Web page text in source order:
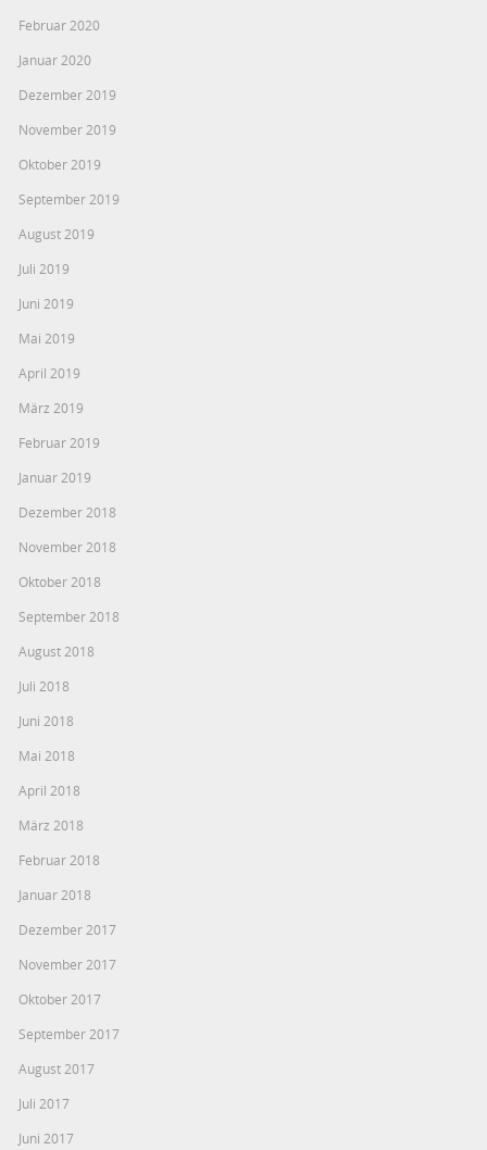
Februar 2020
Januar 2020
Dezember 2019
November 2019
Oktober 2019
September 2019
August 2019
Juli 2019
Juni 2019
Mai 2019
April 2019
März 2019
Februar 2019
Januar 2019
Dezember 2018
November 2018
Oktober 2018
September 2018
August 2018
Juli 2018
Juni 2018
Mai 2018
April 2018
März 2018
Februar 2018
Januar 2018
Dezember 2017
November 2017
Oktober 2017
September 2017
August 2017
Juli 2017
Juni 2017